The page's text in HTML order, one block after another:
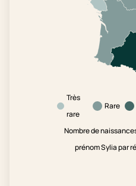
Très
rare
Rare
Nombre de
prénom Sylia par